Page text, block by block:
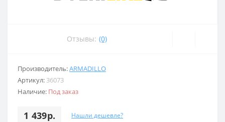
Отзывы: (0)
Производитель:ARMADILLO
Артикул: 36073
Наличие: Под заказ
1 439р. Нашли дешевле?